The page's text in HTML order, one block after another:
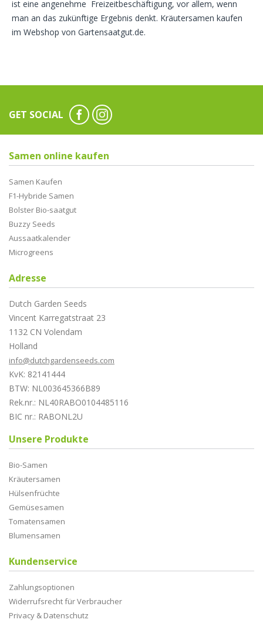
ist eine angenehme Freizeitbeschäftigung, vor allem, wenn
man an das zukünftige Ergebnis denkt. Kräutersamen kaufen
im Webshop von Gartensaatgut.de.
GET SOCIAL
Samen online kaufen
Samen Kaufen
F1-Hybride Samen
Bolster Bio-saatgut
Buzzy Seeds
Aussaatkalender
Microgreens
Adresse
Dutch Garden Seeds
Vincent Karregatstraat 23
1132 CN Volendam
Holland
info@dutchgardenseeds.com
KvK: 82141444
BTW: NL003645366B89
Rek.nr.: NL40RABO0104485116
BIC nr.: RABONL2U
Unsere Produkte
Bio-Samen
Kräutersamen
Hülsenfrüchte
Gemüsesamen
Tomatensamen
Blumensamen
Kundenservice
Zahlungsoptionen
Widerrufsrecht für Verbraucher
Privacy & Datenschutz